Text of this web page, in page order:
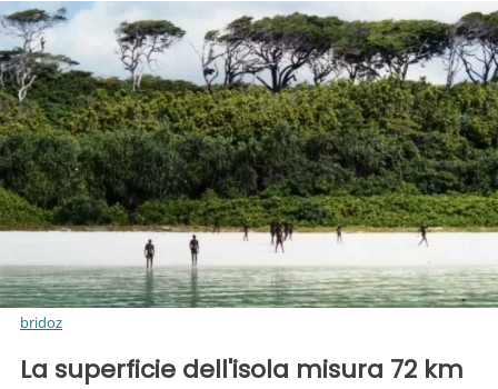
bridoz
La superficie dell'isola misura 72 km